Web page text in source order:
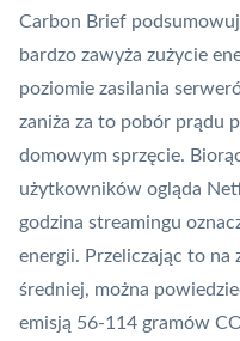
Carbon Brief
bardzo zawyża zużycie
poziomie zasilania
zaniża za to pobór prądu
domowym sprzęcie.
użytkowników ogląda
godzina streamingu
energii. Przeliczając to na
średniej, można
emisją 56-114 gramów